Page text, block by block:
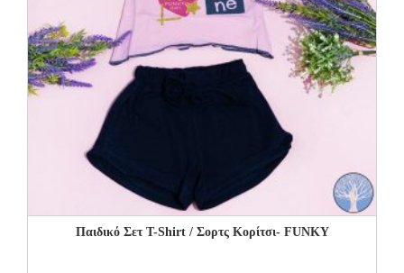
Παιδικό Σετ T-Shirt / Σορτς Κορίτσι- FUNKY